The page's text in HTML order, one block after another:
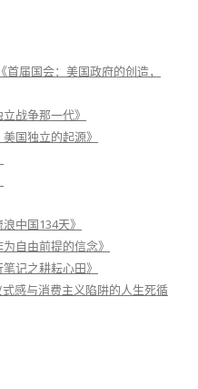
首届国会：美国政府的创造，
战争那一代》
国独立的起源》
中国134天》
自由前提的信念》
记之耕耘心田》
感与消费主义陷阱的人生死循